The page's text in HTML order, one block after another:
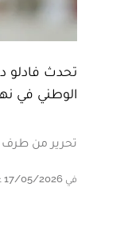
تحدث فادلو
الوطني في
تحرير من طرف
في 17/05/2026 على الساعة 21:00